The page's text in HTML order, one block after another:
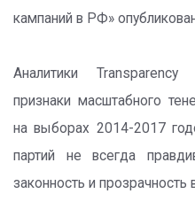
кампаний в РФ»
Аналитики
признаки масштабного
на выборах 2014-2017
партий не всегда
законность и прозрачность